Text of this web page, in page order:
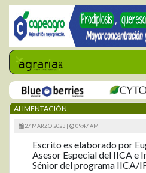
ALIMENTACIÓN
27 MARZO 2023 | 09:47 AM
Escrito es elaborado por
Asesor Especial del IICA e
Sénior del programa IICA/